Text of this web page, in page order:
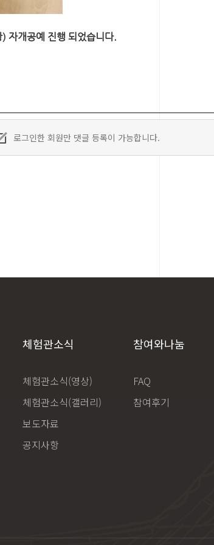
자개공예 진행 되었습니다.
로그인한 회원만 댓글 등록이 가능합니다.
체험관소식
체험관소식(영상)
체험관소식(갤러리)
보도자료
공지사항
참여와나눔
FAQ
참여후기